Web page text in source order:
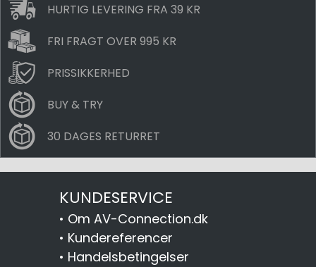
HURTIG LEVERING FRA 39 KR
FRI FRAGT OVER 995 KR
PRISSIKKERHED
BUY & TRY
30 DAGES RETURRET
KUNDESERVICE
• Om AV-Connection.dk
• Kundereferencer
• Handelsbetingelser